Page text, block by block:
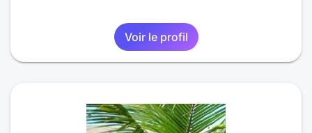
Voir le profil